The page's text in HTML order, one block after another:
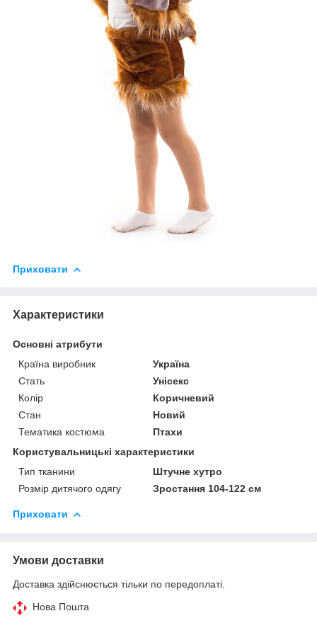
Приховати
Характеристики
Основні атрибути
Країна виробник
Україна
Стать
Унісекс
Колір
Коричневий
Стан
Новий
Тематика костюма
Птахи
Користувальницькі характеристики
Тип тканини
Штучне хутро
Розмір дитячого одягу
Зростання 104-122 см
Приховати
Умови доставки
Доставка здійснюється тільки по передоплаті.
Нова Пошта